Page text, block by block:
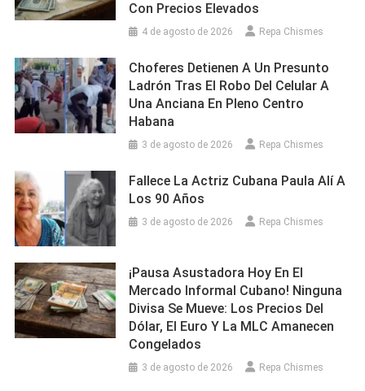
Con Precios Elevados
4 de agosto de 2026 Repa Chismes
Choferes Detienen A Un Presunto
Ladrón Tras El Robo Del Celular A
Una Anciana En Pleno Centro
Habana
3 de agosto de 2026 Repa Chismes
Fallece La Actriz Cubana Paula Alí A
Los 90 Años
3 de agosto de 2026 Repa Chismes
¡Pausa Asustadora Hoy En El
Mercado Informal Cubano! Ninguna
Divisa Se Mueve: Los Precios Del
Dólar, El Euro Y La MLC Amanecen
Congelados
3 de agosto de 2026 Repa Chismes